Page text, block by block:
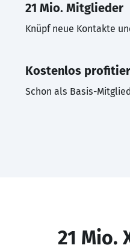
21 Mio. Mitglieder
Knüpf neue Kontakte
Kostenlos
Schon als Basis-
21 Mio.